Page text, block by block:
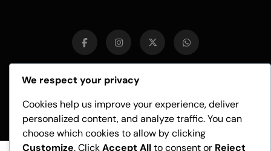
Pubnews - Modern WordPress Theme 2026.Developed By
We respect your privacy
Cookies help us improve your experience, deliver
personalized content, and analyze traffic. You can
choose which cookies to allow by clicking
Customize. ClickAccept Allto consent or Reject